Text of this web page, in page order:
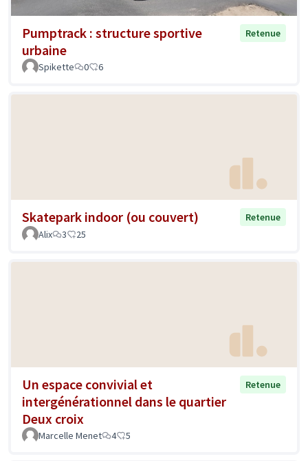
Pumptrack : structure sportive
urbaine
Retenue
Spikette 0 6
Skatepark indoor (ou couvert)
Retenue
Alix
3 25
Un espace convivial et
intergénérationnel dans le quartier
Deux croix
Retenue
Marcelle Menet 4 5